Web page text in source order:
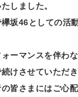
しました。
坂46としての活
ーマンスを伴わ
けさせていただき
皆さまにはご心